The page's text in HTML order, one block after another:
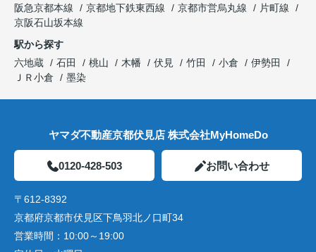
阪急京都本線
京都地下鉄東西線 京都市営烏丸線
片町線
京阪石山坂本線
駅から探す
六地蔵
石田 桃山 木幡 伏見 竹田 小倉
伊勢田
ＪＲ小倉
墨染
ヤマダ不動産京都伏見店 株式会社MyHomeDo
0120-428-503 お問い合わせ
〒612-8392
京都府京都市伏見区下鳥羽北ノ口町34
営業時間： 10:00～19:00